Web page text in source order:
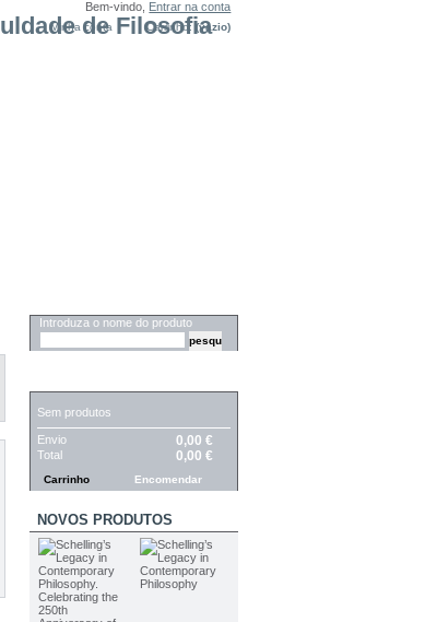
Bem-vindo, Entrar na conta
Carrinho: (vazio)
Minha conta
Introduza o nome do produto
Sem produtos
Envio 0,00 €
Total 0,00 €
Carrinho Encomendar
NOVOS PRODUTOS